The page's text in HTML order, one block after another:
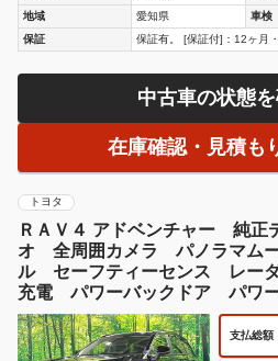
地域
愛知県 車検
保証
保証有。 [保証付]：12ヶ月
中古車の状態
在庫確認・見積も
トヨタ
ＲＡＶ４ アドベンチャー 純正
オ 全周囲カメラ パノラマム
ル セーフティーセンス レー
充電 パワーバックドア パワ
支払総額